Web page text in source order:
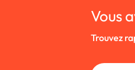
Vous
Trouvez